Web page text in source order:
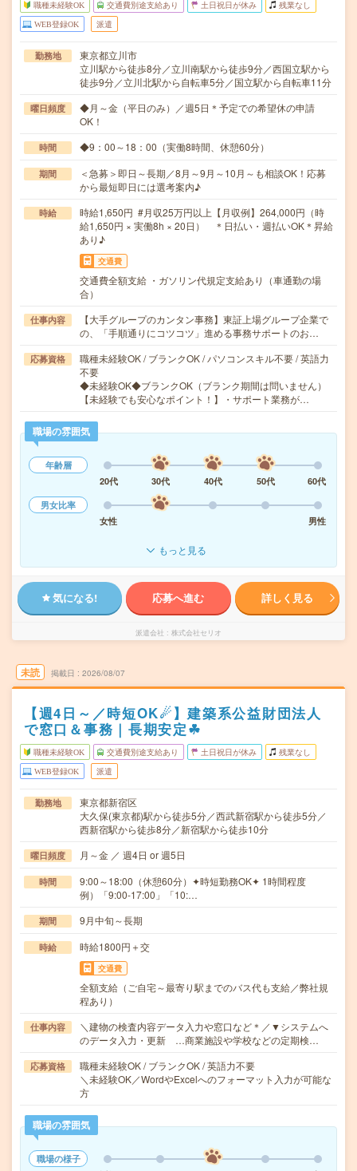
職種未経験OK 交通費別途支給あり 土日祝日が休み 残業なし
WEB登録OK 派遣
勤務地
東京都立川市
立川駅から徒歩8分／立川南駅から徒歩9分／西国立駅から
徒歩9分／立川北駅から自転車5分／国立駅から自転車11分
曜日頻度
◆月～金（平日のみ）／週5日＊予定での希望休の申請
OK！
時間 ◆9：00～18：00（実働8時間、休憩60分）
期間
＜急募＞即日～長期／8月～9月～10月～も相談OK！応募
から最短即日には選考案内♪
時給
時給1,650円 #月収25万円以上【月収例】264,000円（時
給1,650円 × 実働8h × 20日） ＊日払い・週払いOK＊昇給
あり♪
交通費
交通費全額支給 ・ガソリン代規定支給あり（車通勤の場
合）
仕事内容
【大手グループのカンタン事務】東証上場グループ企業で
の、「手順通りにコツコツ」進める事務サポートのお…
応募資格
職種未経験OK / ブランクOK / パソコンスキル不要 / 英語力
不要
◆未経験OK◆ブランクOK（ブランク期間は問いません）
【未経験でも安心なポイント！】・サポート業務が…
職場の雰囲気
年齢層
20代
30代 40代 50代
60代
男女比率
女性
男性
もっと見る
気になる! 応募へ進む 詳しく見る
派遣会社 株式会社セリオ
未読 掲載日 2026/08/07
【週4日～／時短OK☄】建築系公益財団法人
で窓口＆事務｜長期安定☘︎
職種未経験OK 交通費別途支給あり 土日祝日が休み 残業なし
WEB登録OK 派遣
勤務地
東京都新宿区
大久保(東京都)駅から徒歩5分／西武新宿駅から徒歩5分／
西新宿駅から徒歩8分／新宿駅から徒歩10分
曜日頻度 月～金 ／ 週4日 or 週5日
時間
9:00～18:00（休憩60分）✦時短勤務OK✦ 1時間程度
例）「9:00-17:00」「10:…
期間 9月中旬～長期
時給 時給1800円＋交
交通費
全額支給（ご自宅～最寄り駅までのバス代も支給／弊社規
程あり）
仕事内容
＼建物の検査内容データ入力や窓口など＊／▼システムへ
のデータ入力・更新 …商業施設や学校などの定期検…
応募資格
職種未経験OK / ブランクOK / 英語力不要
＼未経験OK／WordやExcelへのフォーマット入力が可能な
方
職場の雰囲気
職場の様子